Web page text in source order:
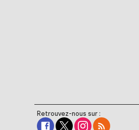
Retrouvez-nous sur :